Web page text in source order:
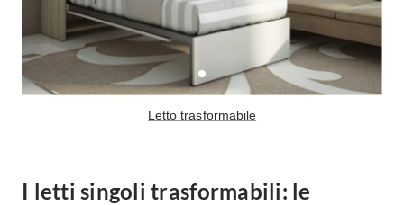
Letto trasformabile
I letti singoli trasformabili: le